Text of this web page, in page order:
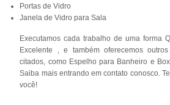
Portas de Vidro
Janela de Vidro para Sala
Executamos cada trabalho de uma forma
Excelente , e também oferecemos
citados, como Espelho para Banheiro e
Saiba mais entrando em contato conosco.
você!